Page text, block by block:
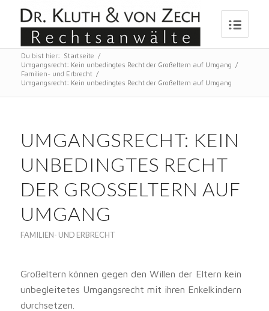
Du bist hier: Startseite
/
Umgangsrecht: Kein unbedingtes Recht der Großeltern auf Umgang
/
Familien- und Erbrecht /
Umgangsrecht: Kein unbedingtes Recht der Großeltern auf Umgang
UMGANGSRECHT: KEIN
UNBEDINGTES RECHT
DER GROSSELTERN AUF U
MGANG
FAMILIEN- UND ERBRECHT
Großeltern können gegen den Willen der Eltern kein
unbegleitetes Umgangsrecht mit ihren Enkelkindern
durchsetzen.